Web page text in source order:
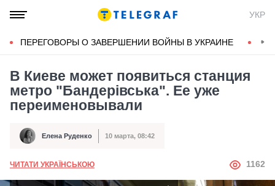
УКР
ПЕРЕГОВОРЫ О ЗАВЕРШЕНИИ ВОЙНЫ В УКРАИНЕ
В Киеве может появиться станция
метро "Бандерівська". Ее уже
переименовывали
Автор Елена Руденко
Дата публикации 10 марта, 08:42
ЧИТАТИ УКРАЇНСЬКОЮ АВТОР
1162